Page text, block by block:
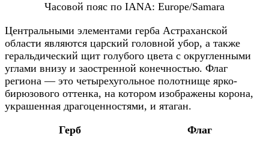
Часовой пояс по IANA: Europe/Samara
Центральными элементами герба Астраханской
области являются царский головной убор, а также
геральдический щит голубого цвета с округленными
углами внизу и заостренной конечностью. Флаг
региона — это четырехугольное полотнище ярко-
бирюзового оттенка, на котором изображены корона,
украшенная драгоценностями, и ятаган.
Герб
Флаг